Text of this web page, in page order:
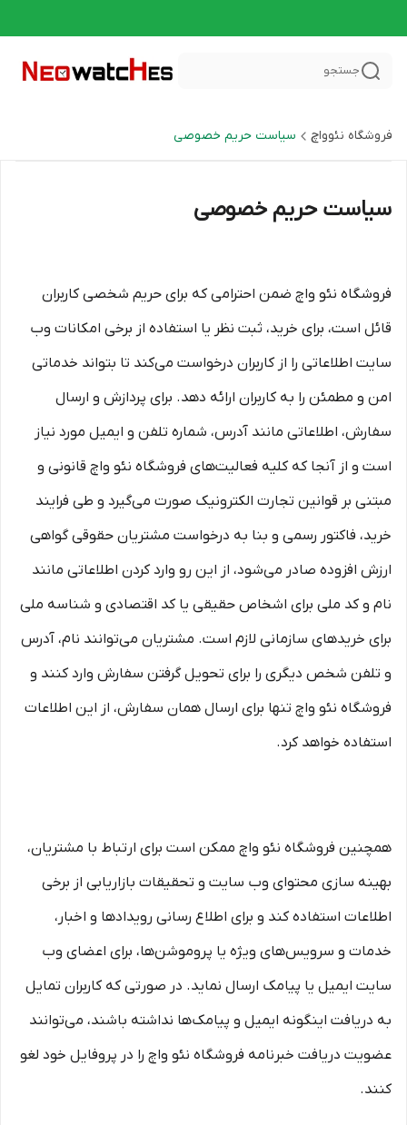
جستجو
فروشگاه نئوواچ سیاست حریم خصوصی
سیاست حریم خصوصی
فروشگاه نئو واچ ضمن احترامی که برای حریم شخصی کاربران
قائل است، برای خرید، ثبت نظر یا استفاده از برخی امکانات وب
سایت اطلاعاتی را از کاربران درخواست می‌کند تا بتواند خدماتی
امن و مطمئن را به کاربران ارائه دهد. برای پردازش و ارسال
سفارش، اطلاعاتی مانند آدرس، شماره تلفن و ایمیل مورد نیاز
است و از آنجا که کلیه فعالیت‌های فروشگاه نئو واچ قانونی و
مبتنی بر قوانین تجارت الکترونیک صورت می‌گیرد و طی فرایند
خرید، فاکتور رسمی و بنا به درخواست مشتریان حقوقی گواهی
ارزش افزوده صادر می‌شود، از این رو وارد کردن اطلاعاتی مانند
نام و کد ملی برای اشخاص حقیقی یا کد اقتصادی و شناسه ملی
برای خریدهای سازمانی لازم است. مشتریان می‌توانند نام، آدرس
و تلفن شخص دیگری را برای تحویل گرفتن سفارش وارد کنند و
فروشگاه نئو واچ تنها برای ارسال همان سفارش، از این اطلاعات
استفاده خواهد کرد.
همچنین فروشگاه نئو واچ ممکن است برای ارتباط با مشتریان،
بهینه سازی محتوای وب سایت و تحقیقات بازاریابی از برخی
اطلاعات استفاده کند و برای اطلاع رسانی رویدادها و اخبار،
خدمات و سرویس‌های ویژه یا پروموشن‌ها، برای اعضای وب
سایت ایمیل یا پیامک ارسال نماید. در صورتی که کاربران تمایل
به دریافت اینگونه ایمیل و پیامک‌ها نداشته باشند، می‌توانند
عضویت دریافت خبرنامه فروشگاه نئو واچ را در پروفایل خود لغو
کنند.